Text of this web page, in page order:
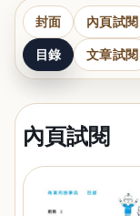
封面 內頁試閱
目錄 文章試閱
內頁試閱